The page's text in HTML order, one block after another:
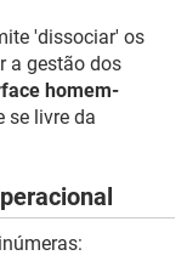
'dissociar' os
a gestão dos
homem-
se livre da